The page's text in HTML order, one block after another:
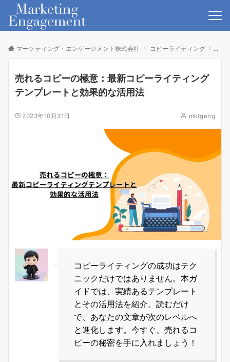
マーケティング・エンゲージメント株式会社 コピーライティング 売れ
売れるコピーの極意：最新コピーライティング
テンプレートと効果的な活用法
2023年10月31日 mktgeng
コピーライティングの成功はテク
ニックだけではありません。本ガ
イドでは、実績あるテンプレート
とその活用法を紹介。読むだけ
で、あなたの文章が次のレベルへ
と進化します。今すぐ、売れるコ
ピーの秘密を手に入れましょう！